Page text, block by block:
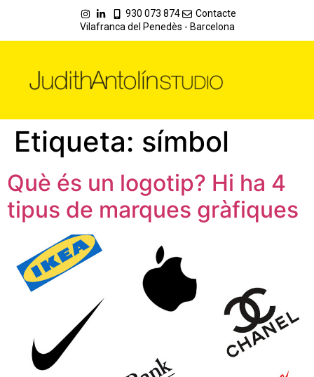
930 073 874
Contacte
Vilafranca del Penedès - Barcelona
Etiqueta: símbol
Què és un logotip? Hi ha 4
tipus de marques gràfiques